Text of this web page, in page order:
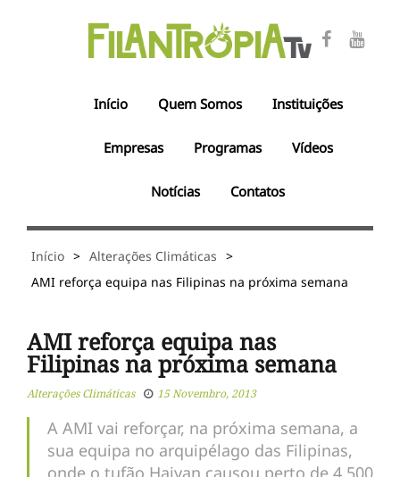
Início Quem Somos Instituições
Empresas Programas Vídeos
Notícias Contatos
Início > Alterações Climáticas >
AMI reforça equipa nas Filipinas na próxima semana
AMI reforça equipa nas
Filipinas na próxima semana
Alterações Climáticas 15 Novembro, 2013
A AMI vai reforçar, na próxima semana, a
sua equipa no arquipélago das Filipinas,